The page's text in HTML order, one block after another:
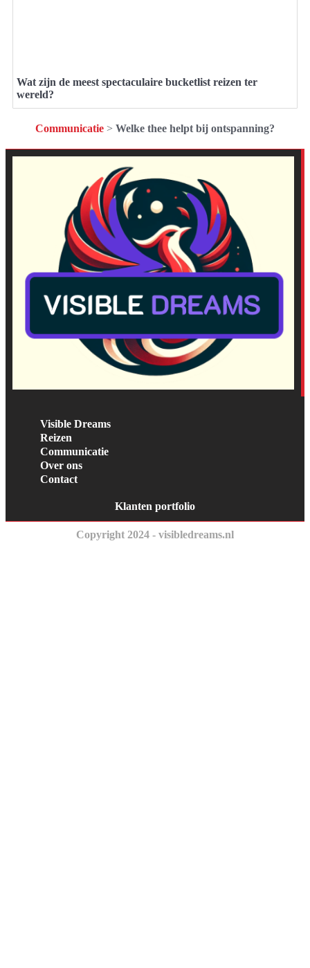
Wat zijn de meest spectaculaire bucketlist reizen ter
wereld?
Communicatie > Welke thee helpt bij ontspanning?
Visible Dreams
Reizen
Communicatie
Over ons
Contact
Klanten portfolio
Copyright 2024 - visibledreams.nl